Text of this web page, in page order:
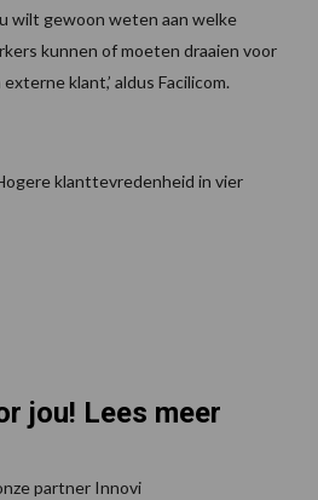
wilt gewoon weten aan welke
kunnen of moeten draaien voor
klant,’ aldus Facilicom.
klanttevredenheid in vier
jou! Lees meer
partner Innovi